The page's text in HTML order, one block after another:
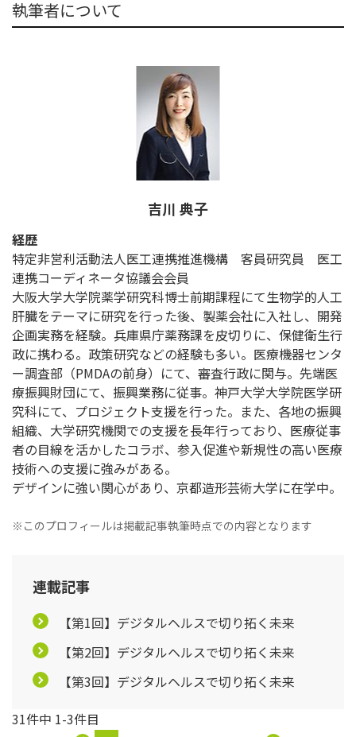
執筆者について
吉川 典子
経歴
特定非営利活動法人医工連携推進機構 客員研究員 医工
連携コーディネータ協議会会員
大阪大学大学院薬学研究科博士前期課程にて生物学的人工
肝臓をテーマに研究を行った後、製薬会社に入社し、開発
企画実務を経験。兵庫県庁薬務課を皮切りに、保健衛生行
政に携わる。政策研究などの経験も多い。医療機器センタ
ー調査部（PMDAの前身）にて、審査行政に関与。先端医
療振興財団にて、振興業務に従事。神戸大学大学院医学研
究科にて、プロジェクト支援を行った。また、各地の振興
組織、大学研究機関での支援を長年行っており、医療従事
者の目線を活かしたコラボ、参入促進や新規性の高い医療
技術への支援に強みがある。
デザインに強い関心があり、京都造形芸術大学に在学中。
※このプロフィールは掲載記事執筆時点での内容となります
連載記事
【第1回】デジタルヘルスで切り拓く未来
【第2回】デジタルヘルスで切り拓く未来
【第3回】デジタルヘルスで切り拓く未来
31件中 1-3件目